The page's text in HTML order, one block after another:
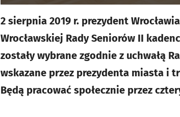
2 sierpnia 2019 r. prezydent
Wrocławskiej Rady Seniorów II
zostały wybrane zgodnie z uchwałą
wskazane przez prezydenta miasta i
Będą pracować społecznie przez